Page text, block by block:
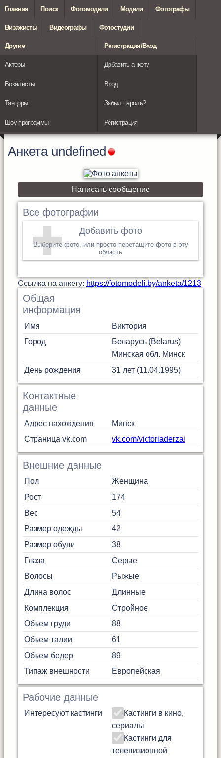
Главная Поиск Фотомодели Модели Фотографы
Визажисты Видеографы Фотостудии
Другие
Актеры
Вокалисты
Танцоры
Шоу программы
Регистрация/Вход
Добавить анкету
Вход
Забыл пароль?
Регистрация
Анкета undefined
Написать сообщение
Все фотографии
Добавить фото
Выберите фото, или просто перетащите фото в эту
область
Cсылка на анкету: https://fotomodeli.by/anketa/1213
Общая
информация
Имя
Виктория
Город
Беларусь (Belarus)
Минская обл. Минск
День рождения
31 лет (11.04.1995)
Контактные
данные
Адрес нахождения
Минск
Страница vk.com
vk.com/victoriaderzai
Внешние данные
Пол
Женщина
Рост
174
Вес
54
Размер одежды
42
Размер обуви
38
Глаза
Серые
Волосы
Рыжые
Длина волос
Длинные
Комплекция
Стройное
Объем груди
88
Объем талии
61
Объем бедер
89
Типаж внешности
Европейская
Рабочие данные
Интересуют кастинги
Кастинги в кино,
сериалы
Кастинги для
телевизионной